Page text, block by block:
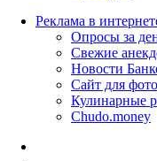
Реклама в
Опросы за
Свежие
Новости
Сайт для
Кулинарные
Chudo.money